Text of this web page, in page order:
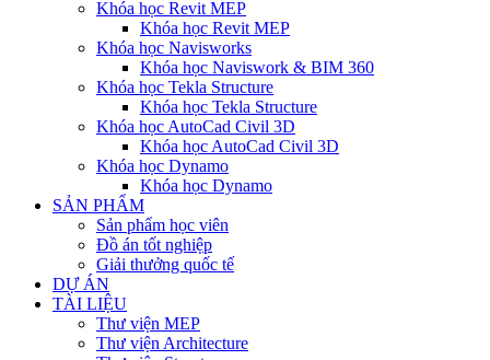
Khóa học Revit MEP
Khóa học Revit MEP
Khóa học Navisworks
Khóa học Naviswork & BIM 360
Khóa học Tekla Structure
Khóa học Tekla Structure
Khóa học AutoCad Civil 3D
Khóa học AutoCad Civil 3D
Khóa học Dynamo
Khóa học Dynamo
SẢN PHẨM
Sản phẩm học viên
Đồ án tốt nghiệp
Giải thưởng quốc tế
DỰ ÁN
TÀI LIỆU
Thư viện MEP
Thư viện Architecture